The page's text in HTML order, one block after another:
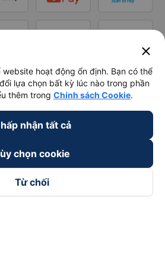
close
hoạt động ổn định. Bạn có thể
lựa chọn bất kỳ lúc nào trong phần
thêm trong Chính sách Cookie.
nhận tất cả
chọn cookie
Từ chối